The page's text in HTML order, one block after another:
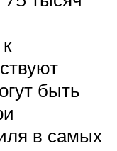
быть
в самых